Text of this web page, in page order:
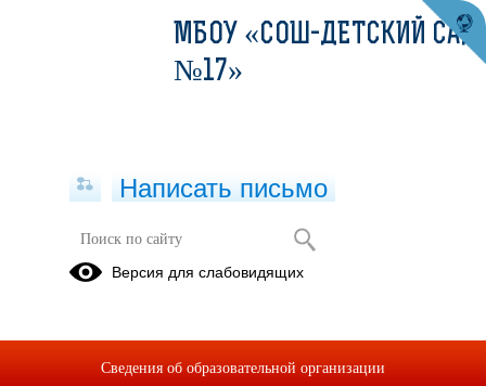
Работа с обращениями граждан
2025 год
МБОУ «СОШ-ДЕТСКИЙ САД
№17»
Написать письмо
Версия для слабовидящих
Сведения об образовательной организации